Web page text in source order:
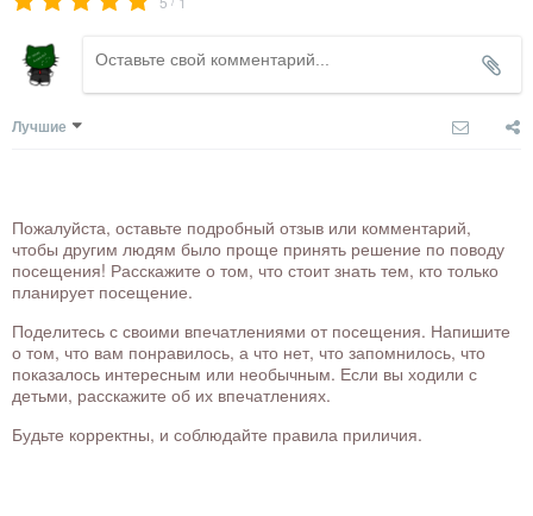
Лучшие
Пожалуйста, оставьте подробный отзыв или комментарий,
чтобы другим людям было проще принять решение по поводу
посещения! Расскажите о том, что стоит знать тем, кто только
планирует посещение.
Поделитесь с своими впечатлениями от посещения. Напишите
о том, что вам понравилось, а что нет, что запомнилось, что
показалось интересным или необычным. Если вы ходили с
детьми, расскажите об их впечатлениях.
Будьте корректны, и соблюдайте правила приличия.